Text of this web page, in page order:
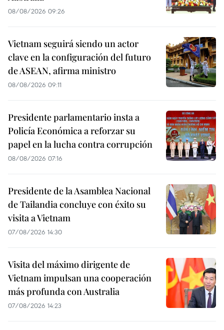
08/08/2026 09:26
Vietnam seguirá siendo un actor
clave en la configuración del futuro
de ASEAN, afirma ministro
08/08/2026 09:11
Presidente parlamentario insta a
Policía Económica a reforzar su
papel en la lucha contra corrupción
08/08/2026 07:16
Presidente de la Asamblea Nacional
de Tailandia concluye con éxito su
visita a Vietnam
07/08/2026 14:30
Visita del máximo dirigente de
Vietnam impulsan una cooperación
más profunda con Australia
07/08/2026 14:23